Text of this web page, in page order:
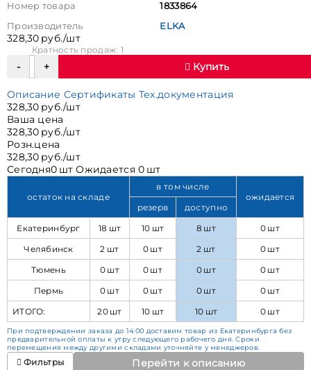
Номер товара
1833864
Производитель
ELKA
328,30 руб./шт
Кратность продаж: 1
Купить
Описание Сертификаты Тех.документация
328,30 руб./шт
Ваша цена
328,30 руб./шт
Розн.цена
328,30 руб./шт
Сегодня0 шт Ожидается 0 шт
остаток на складе
в том числе
ожидается
резерв
доступно
Екатеринбург
18 шт 10 шт 8 шт
0 шт
Челябинск
2 шт 0 шт 2 шт
0 шт
Тюмень
0 шт 0 шт 0 шт
0 шт
Пермь
0 шт 0 шт 0 шт
0 шт
ИТОГО:
20 шт 10 шт 10 шт 0 шт
При подтверждении заказа до 14:00 доставим товар из Екатеринбурга без
предварительной оплаты к утру следующего рабочего дня. Сроки
перемещения между другими складами уточняйте у менеджеров.
Фильтры Перейти к описанию